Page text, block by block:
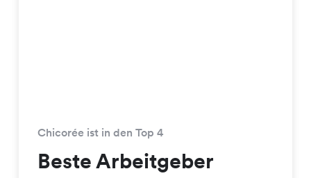
Chicorée ist in den Top 4
Beste Arbeitgeber